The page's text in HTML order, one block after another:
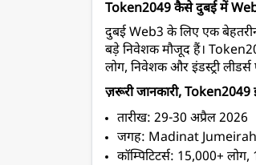
Token2049 कैसे दुबई में
दुबई Web3 के लिए एक
बड़े निवेशक मौजूद हैं।
लोग, निवेशक और इंडस्ट्री
ज़रूरी जानकारी, Token2049
तारीख: 29-30 अप्रैल 2026
जगह: Madinat
कॉम्पिटिटर्स: 15,000+